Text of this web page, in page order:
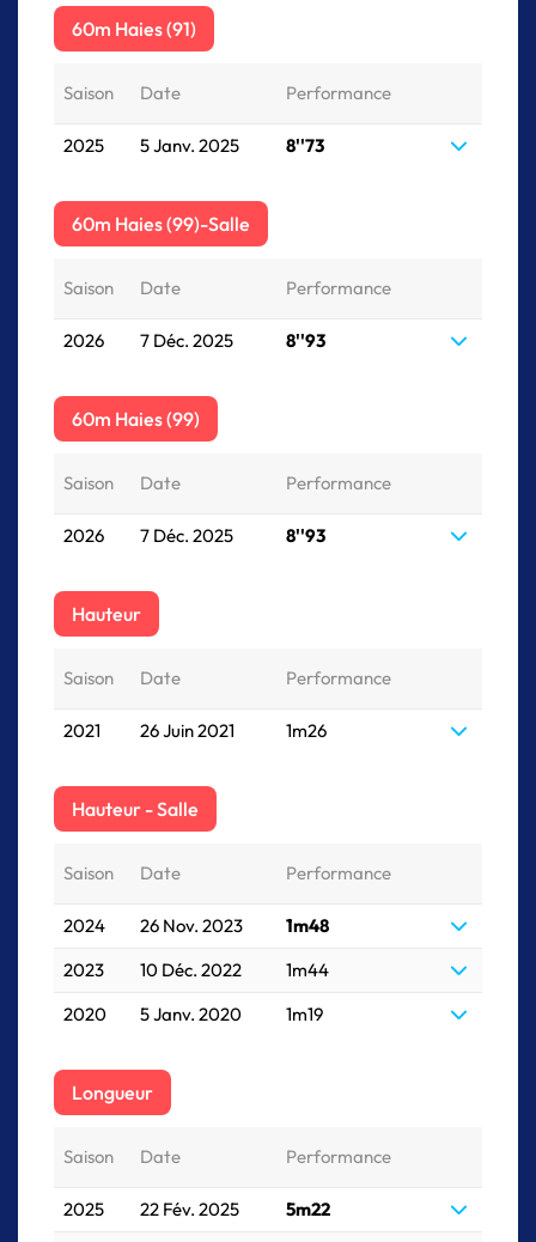
60m Haies (91)
Saison Date Performance
2025 5 Janv. 2025 8''73
60m Haies (99)-Salle
Saison Date Performance
2026 7 Déc. 2025 8''93
60m Haies (99)
Saison Date Performance
2026 7 Déc. 2025 8''93
Hauteur
Saison Date Performance
2021 26 Juin 2021 1m26
Hauteur - Salle
Saison Date Performance
2024 26 Nov. 2023
1m48
2023
10 Déc. 2022
1m44
2020
5 Janv. 2020 1m19
Longueur
Saison Date Performance
2025 22 Fév. 2025 5m22